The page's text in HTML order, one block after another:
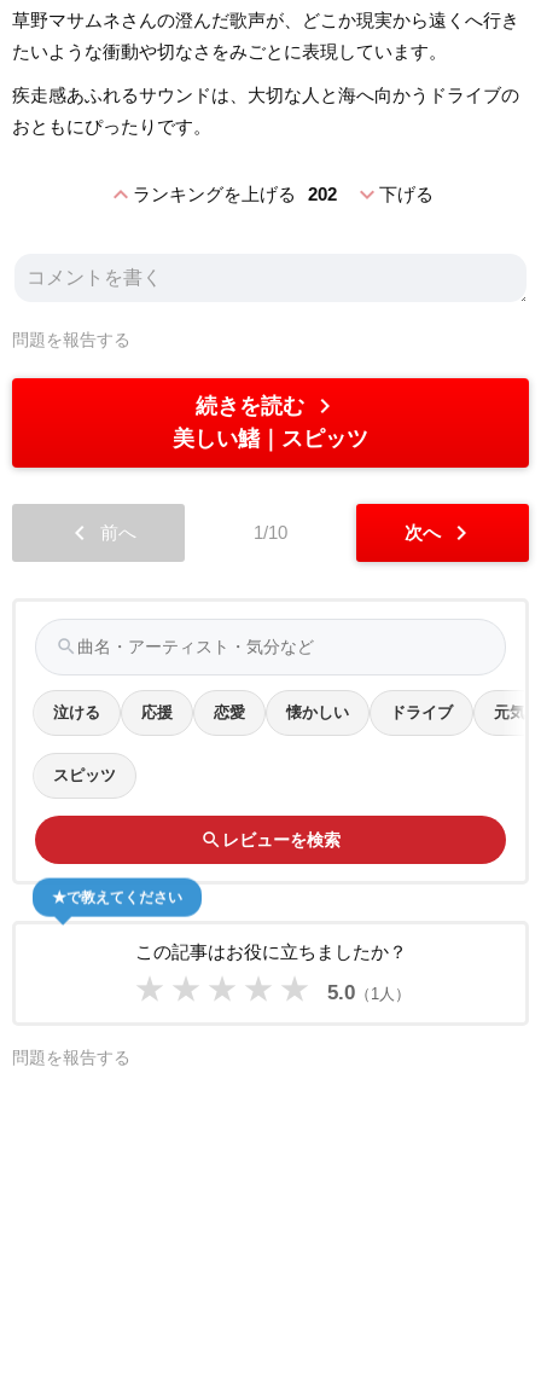
草野マサムネさんの澄んだ歌声が、どこか現実から遠くへ行き
たいような衝動や切なさをみごとに表現しています。
疾走感あふれるサウンドは、大切な人と海へ向かうドライブの
おともにぴったりです。
expand_lessランキングを上げる 202 expand_more下げる
問題を報告する
続きを読む chevron_right
美しい鰭 スピッツ
chevron_left 前へ 1/10 次へ chevron_right
search
泣ける 応援 恋愛 懐かしい ドライブ 元気
スピッツ
search レビューを検索
この記事はお役に立ちましたか？
★ ★ ★ ★ ★ 5.0（1人）
★で教えてください
問題を報告する